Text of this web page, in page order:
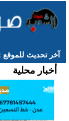
آخر تحديث للموقع
أخبار محلية